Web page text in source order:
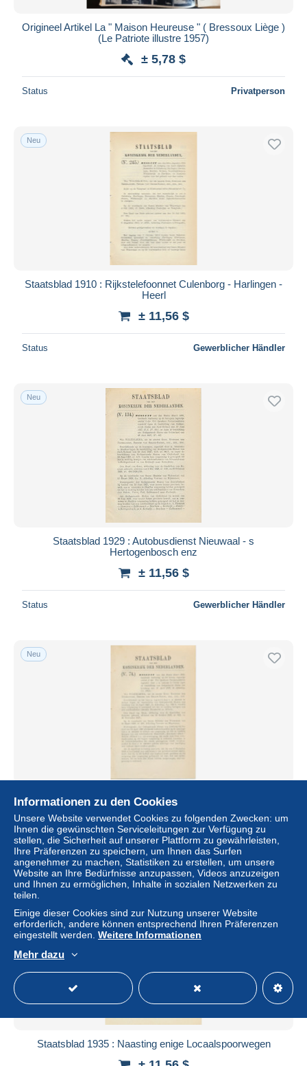
Origineel Artikel La " Maison Heureuse " ( Bressoux Liège )
(Le Patriote illustre 1957)
± 5,78 $
Status Privatperson
Neu
Staatsblad 1910 : Rijkstelefoonnet Culenborg - Harlingen -
Heerl
± 11,56 $
Status Gewerblicher Händler
Neu
Staatsblad 1929 : Autobusdienst Nieuwaal - s
Hertogenbosch enz
± 11,56 $
Status Gewerblicher Händler
Neu
Staatsblad 1928 : Autobusdienst Maastricht - Sittard
± 11,56 $
Status Gewerblicher Händler
Neu
Staatsblad 1935 : Naasting enige Locaalspoorwegen
Informationen zu den Cookies
Unsere Website verwendet Cookies zu folgenden Zwecken: um
Ihnen die gewünschten Serviceleitungen zur Verfügung zu
stellen, die Sicherheit auf unserer Plattform zu gewährleisten,
Ihre Präferenzen zu speichern, um Ihnen das Surfen
angenehmer zu machen, Statistiken zu erstellen, um unsere
Website an Ihre Bedürfnisse anzupassen, Videos anzuzeigen
und Ihnen zu ermöglichen, Inhalte in sozialen Netzwerken zu
teilen.
Einige dieser Cookies sind zur Nutzung unserer Website
erforderlich, andere können entsprechend Ihren Präferenzen
eingestellt werden. Weitere Informationen
Mehr dazu